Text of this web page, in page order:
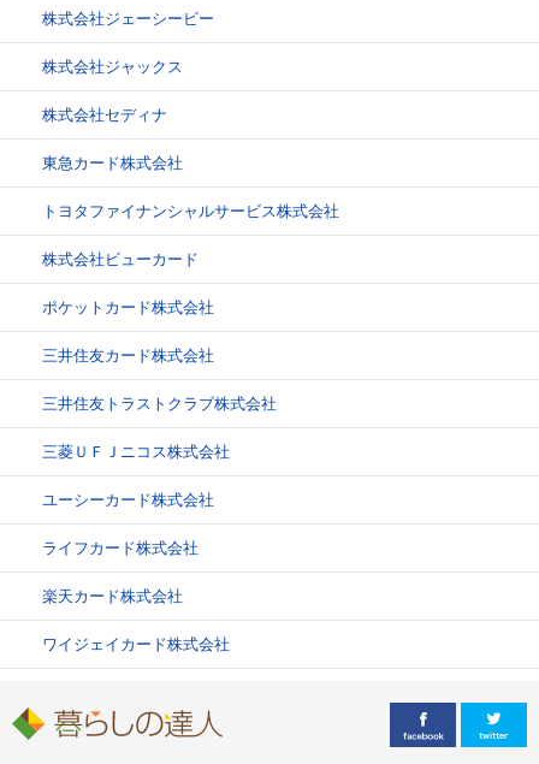
株式会社ジェーシービー
株式会社ジャックス
株式会社セディナ
東急カード株式会社
トヨタファイナンシャルサービス株式会社
株式会社ビューカード
ポケットカード株式会社
三井住友カード株式会社
三井住友トラストクラブ株式会社
三菱ＵＦＪニコス株式会社
ユーシーカード株式会社
ライフカード株式会社
楽天カード株式会社
ワイジェイカード株式会社